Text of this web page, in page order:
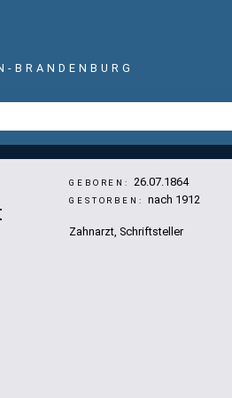
GEBOREN: 26.07.1864
GESTORBEN: nach 1912
Zahnarzt, Schriftsteller